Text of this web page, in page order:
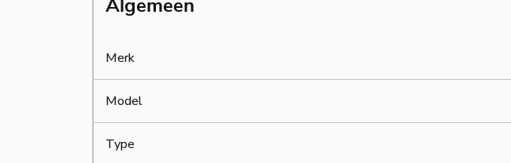
Algemeen
Merk
Model
Type